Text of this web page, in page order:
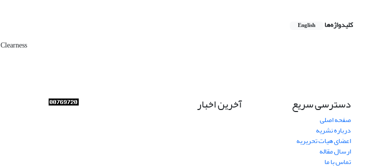
کلیدواژه‌ها English
دسترسی سریع
صفحه اصلی
درباره نشریه
اعضای هیات تحریریه
ارسال مقاله
تماس با ما
آخرین اخبار